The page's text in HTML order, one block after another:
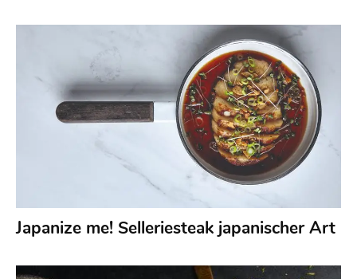
Japanize me! Selleriesteak japanischer Art